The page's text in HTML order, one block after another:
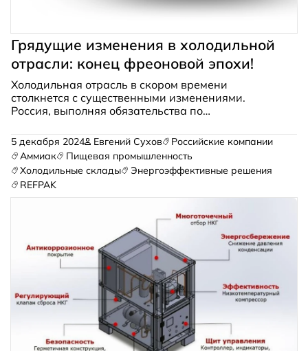
Грядущие изменения в холодильной
отрасли: конец фреоновой эпохи!
Холодильная отрасль в скором времени
столкнется с существенными изменениями.
Россия, выполняя обязательства по
соответствующие изменения в законодательство.
Подробности о причинах и последствиях в новом
обзоре Владимира Барышникова, генерального
директора «ТОП Групп».
5 декабря 2024 Евгений Сухов
Российские компании
Аммиак
Пищевая промышленность
Холодильные склады
Энергоэффективные решения
REFPAK